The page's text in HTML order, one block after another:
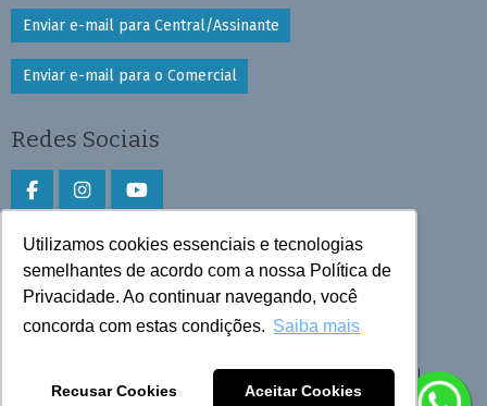
Utilizamos cookies essenciais e tecnologias
semelhantes de acordo com a nossa Política de
Privacidade. Ao continuar navegando, você
concorda com estas condições. Saiba mais
Recusar Cookies Aceitar Cookies
Enviar e-mail para Central/Assinante
Enviar e-mail para o Comercial
Redes Sociais
Faça download do aplicativo
Play Store e App Store
Todos os direitos reservados © 2026 Cruzeiro do Sul